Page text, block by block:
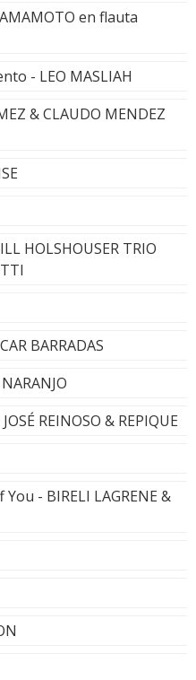
en flauta
- LEO MASLIAH
& CLAUDO MENDEZ
HOLSHOUSER TRIO
BARRADAS
REINOSO & REPIQUE
- BIRELI LAGRENE &